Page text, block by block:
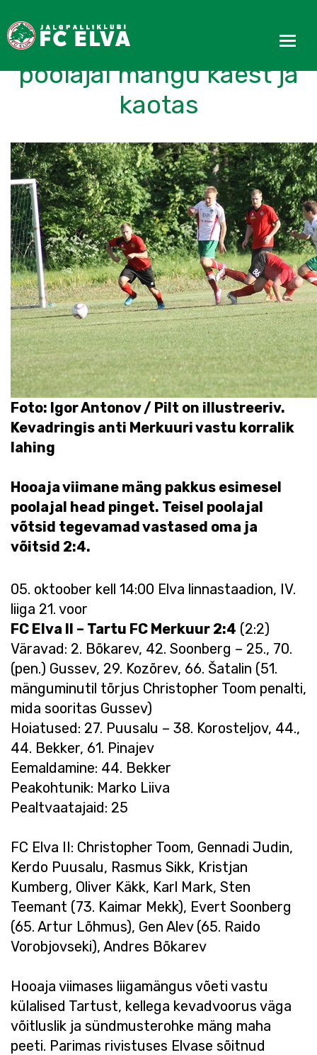
FC Elva II andis teisel
poolajal mängu käest ja
kaotas
Foto: Igor Antonov / Pilt on illustreeriv.
Kevadringis anti Merkuuri vastu korralik
lahing
Hooaja viimane mäng pakkus esimesel
poolajal head pinget. Teisel poolajal
võtsid tegevamad vastased oma ja
võitsid 2:4.
05. oktoober kell 14:00 Elva linnastaadion, IV.
liiga 21. voor
FC Elva II – Tartu FC Merkuur 2:4 (2:2)
Väravad: 2. Bõkarev, 42. Soonberg – 25., 70.
(pen.) Gussev, 29. Kozõrev, 66. Šatalin (51.
mänguminutil tõrjus Christopher Toom penalti,
mida sooritas Gussev)
Hoiatused: 27. Puusalu – 38. Korosteljov, 44.,
44. Bekker, 61. Pinajev
Eemaldamine: 44. Bekker
Peakohtunik: Marko Liiva
Pealtvaatajaid: 25
FC Elva II: Christopher Toom, Gennadi Judin,
Kerdo Puusalu, Rasmus Sikk, Kristjan
Kumberg, Oliver Käkk, Karl Mark, Sten
Teemant (73. Kaimar Mekk), Evert Soonberg
(65. Artur Lõhmus), Gen Alev (65. Raido
Vorobjovseki), Andres Bõkarev
Hooaja viimases liigamängus võeti vastu
külalised Tartust, kellega kevadvoorus väga
võitluslik ja sündmusterohke mäng maha
peeti. Parimas rivistuses Elvase sõitnud